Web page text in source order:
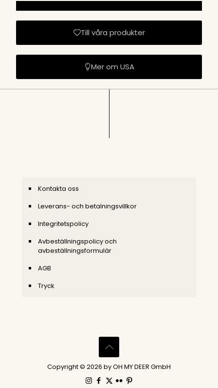
Till våra produkter
Mer om USA
Kontakta oss
Leverans- och betalningsvillkor
Integritetspolicy
Avbeställningspolicy och
avbeställningsformulär
AGB
Tryck
Copyright © 2026 by OH MY DEER GmbH